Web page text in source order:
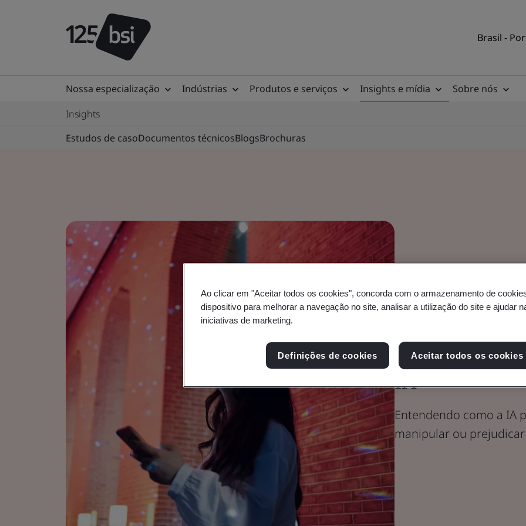
Brasil -
Nossa especialização Indústrias Produtos e serviços Insights e mídia
Sobre nós
Insights
Estudos de casoDocumentos técnicosBlogsBrochuras
Blog
Defesa
IA
Entendendo como a IA
manipular ou
Ao clicar em "Aceitar todos os cookies", concorda com o armazenamento de
dispositivo para melhorar a navegação no site, analisar a utilização do site e ajudar
iniciativas de marketing.
Definições de cookies Aceitar todos os cookies